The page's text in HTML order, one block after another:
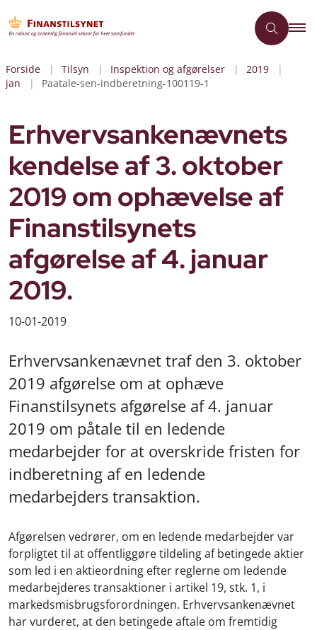
Forside Tilsyn Inspektion og afgørelser
2019
jan
Paatale-sen-indberetning-100119-1
Erhvervsankenævnets
kendelse af 3. oktober
2019 om ophævelse af
Finanstilsynets
afgørelse af 4. januar
2019.
10-01-2019
Erhvervsankenævnet traf den 3. oktober
2019 afgørelse om at ophæve
Finanstilsynets afgørelse af 4. januar
2019 om påtale til en ledende
medarbejder for at overskride fristen for
indberetning af en ledende
medarbejders transaktion.
Afgørelsen vedrører, om en ledende medarbejder var
forpligtet til at offentliggøre tildeling af betingede aktier
som led i en aktieordning efter reglerne om ledende
medarbejderes transaktioner i artikel 19, stk. 1, i
markedsmisbrugsforordningen. Erhvervsankenævnet
har vurderet, at den betingede aftale om fremtidig